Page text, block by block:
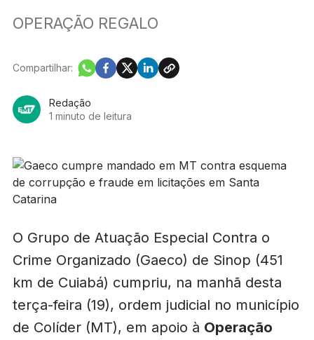
OPERAÇÃO REGALO
Redação
1 minuto de leitura
Compartilhar:
O Grupo de Atuação Especial Contra o
Crime Organizado (Gaeco) de Sinop (451
km de Cuiabá) cumpriu, na manhã desta
terça-feira (19), ordem judicial no município
de Colíder (MT), em apoio à Operação